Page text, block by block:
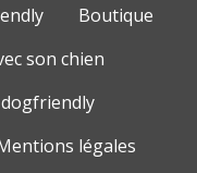
Boutique
son chien
légales